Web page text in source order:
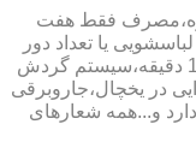
فقط هفت
یا تعداد دور
دیگ درونی،شست و شوی ظروف تنها در 12 دقیقه،سیستم گردش
در یخچال،جاروبرقی
و...همه شعارهای